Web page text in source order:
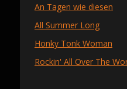
An Tagen wie diesen
All Summer Long
Honky Tonk Woman
Rockin' All Over The